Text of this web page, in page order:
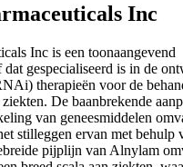
Inc
Inc is een toonaangevend
gespecialiseerd is in de
therapieën voor de
ziekten. De baanbrekende
van geneesmiddelen
stilleggen ervan met
pijplijn van Alnylam